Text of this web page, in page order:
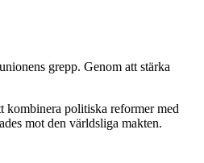
grepp. Genom att stärka
kombinera politiska reformer med
mot den världsliga makten.